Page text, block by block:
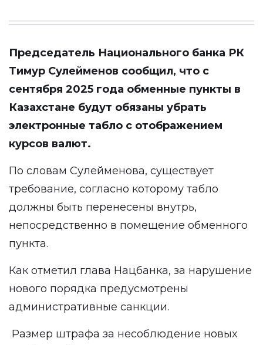
Председатель Национального банка РК
Тимур Сулейменов сообщил, что с
сентября 2025 года обменные пункты в
Казахстане будут обязаны убрать
электронные табло с отображением
курсов валют.
По словам Сулейменова, существует
требование, согласно которому табло
должны быть перенесены внутрь,
непосредственно в помещение обменного
пункта.
Как отметил глава Нацбанка, за нарушение
нового порядка предусмотрены
административные санкции.
Размер штрафа за несоблюдение новых